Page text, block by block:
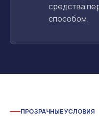
средства
способом.
ПРОЗРАЧНЫЕ УСЛОВИЯ